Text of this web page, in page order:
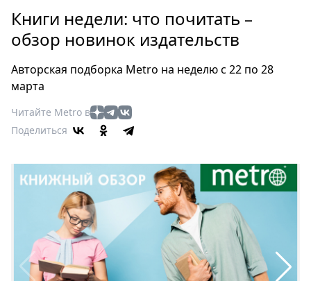
Россия
Мир
Еда
Мода
Театр
Афиша
Книги
Выставки
Пресс-
релизы
О
Книги недели: что почитать –
обзор новинок издательств
Авторская подборка Metro на неделю с 22 по 28
марта
Читайте Metro в
Поделиться